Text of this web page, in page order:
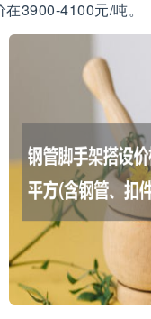
3900-4100元/吨。